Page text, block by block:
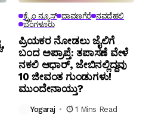
ಕ್ರೈಂ ನ್ಯೂಸ್ ದಾವಣಗೆರೆ ನವದೆಹಲಿ
ಬೆಂಗಳೂರು
ಪ್ರಿಯಕರ ನೋಡಲು ಜೈಲಿಗೆ
ಬಂದ ಅಪ್ರಾಪ್ತೆ: ತಪಾಸಣೆ ವೇಳೆ
ನಕಲಿ ಆಧಾರ್, ಜೇಬಿನಲ್ಲಿದ್ದವು
10 ಜೀವಂತ ಗುಂಡುಗಳು!
ಮುಂದೇನಾಯ್ತು?
Yogaraj 1 Mins Read